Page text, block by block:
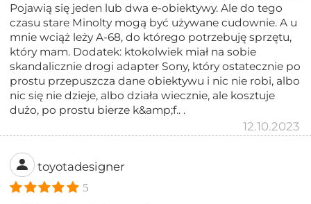
Pojawią się jeden lub dwa e-obiektywy. Ale do tego
czasu stare Minolty mogą być używane cudownie. A u
mnie wciąż leży A-68, do którego potrzebuję sprzętu,
który mam. Dodatek: ktokolwiek miał na sobie
skandalicznie drogi adapter Sony, który ostatecznie po
prostu przepuszcza dane obiektywu i nic nie robi, albo
nic się nie dzieje, albo działa wiecznie, ale kosztuje
dużo, po prostu bierze k&amp;f.. .
12.10.2023
toyotadesigner
5